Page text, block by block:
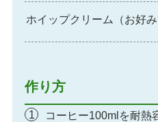
ホイップクリーム（お好み
作り方
コーヒー100mlを耐熱